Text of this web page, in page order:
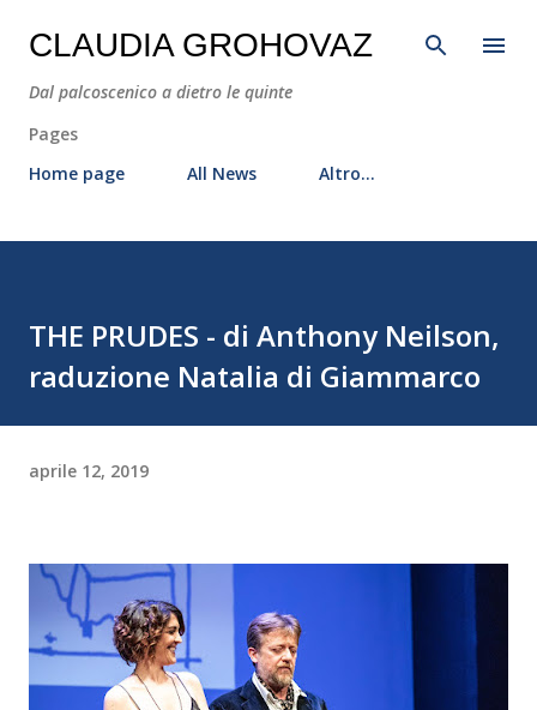
Passa ai contenuti principali
CLAUDIA GROHOVAZ
Dal palcoscenico a dietro le quinte
Pages
Home page
All News Altro…
THE PRUDES - di Anthony Neilson,
raduzione Natalia di Giammarco
aprile 12, 2019